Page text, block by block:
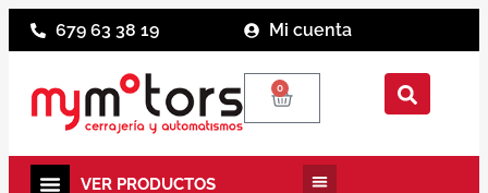
679 63 38 19 Mi cuenta
0